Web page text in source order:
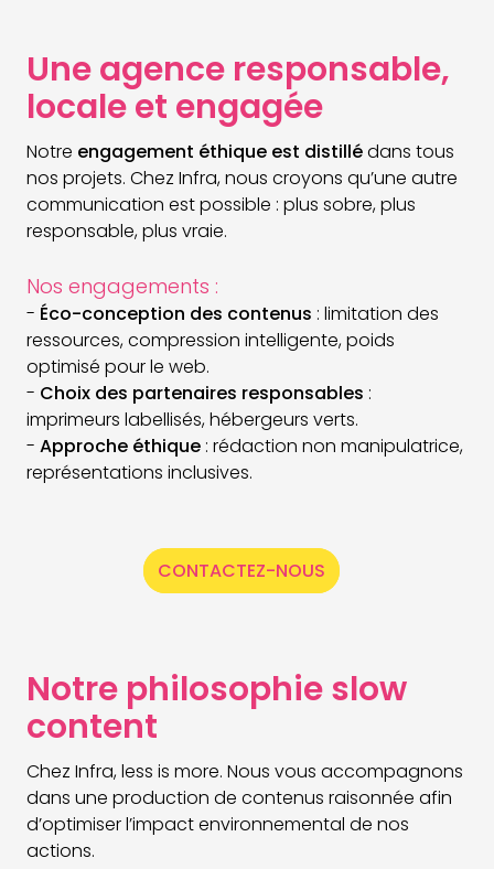
Une agence responsable,
locale et engagée
Notre engagement éthique est distillédans tous
nos projets. Chez Infra, nous croyons qu’une autre
communication est possible : plus sobre, plus
responsable, plus vraie.
Nos engagements :
- Éco-conception des contenus : limitation des
ressources, compression intelligente, poids
optimisé pour le web.
- Choix des partenaires responsables :
imprimeurs labellisés, hébergeurs verts.
- Approche éthique : rédaction non manipulatrice,
représentations inclusives.
CONTACTEZ-NOUS
Notre philosophie slow
content
Chez Infra, less is more. Nous vous accompagnons
dans une production de contenus raisonnée afin
d’optimiser l’impact environnemental de nos
actions.